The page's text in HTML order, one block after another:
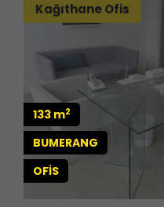
Kağıthane Ofis
133 m2
BUMERANG
OFİS